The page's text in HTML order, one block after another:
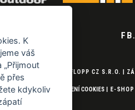
© 2026 FLOPP CZ S.R.O. |
NASTAVENÍ COOKIES
E-
K
váš
přes
kdykoliv